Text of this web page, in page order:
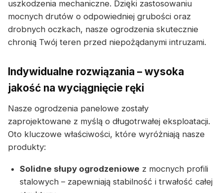
uszkodzenia mechaniczne. Dzięki zastosowaniu
mocnych drutów o odpowiedniej grubości oraz
drobnych oczkach, nasze ogrodzenia skutecznie
chronią Twój teren przed niepożądanymi intruzami.
Indywidualne rozwiązania – wysoka
jakość na wyciągnięcie ręki
Nasze ogrodzenia panelowe zostały
zaprojektowane z myślą o długotrwałej eksploatacji.
Oto kluczowe właściwości, które wyróżniają nasze
produkty:
Solidne słupy ogrodzeniowe z mocnych profili
stalowych – zapewniają stabilność i trwałość całej